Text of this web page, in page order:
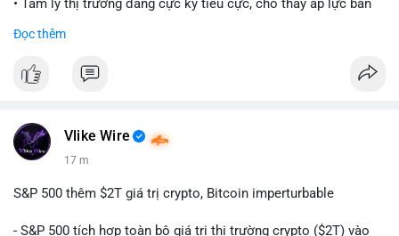
• Tâm lý thị trường đang cực kỳ tiêu cực, cho thấy áp lực bán
• CoinGecko Trending: Heima (HEI), Pi Network (PI), Pudgy
Tesla, Apple.
• Google Trends Việt Nam: Các chủ đề đời sống như dự báo
• Tin tức quốc tế: Nga chính thức ban hành luật quản lý sàn
Đọc thêm
Vlike Wire
17 m
S&P 500 thêm $2T giá trị crypto, Bitcoin imperturbable
- S&P 500 tích hợp toàn bộ giá trị thị trường crypto ($2T) vào